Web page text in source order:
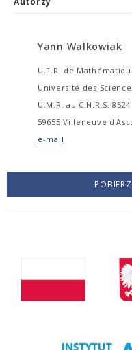
Yann Walkowiak
U.F.R. de
Université des
U.M.R. au C.N.R.S. 8524
59655 Villeneuve
e-mail